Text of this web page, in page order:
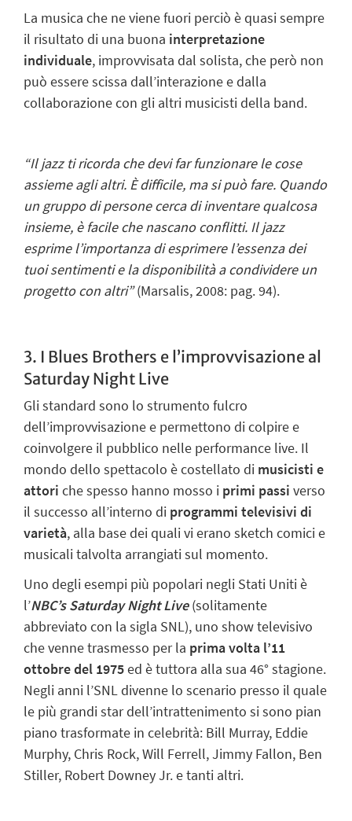
La musica che ne viene fuori perciò è quasi sempre
il risultato di una buona interpretazione
individuale, improvvisata dal solista, che però non
può essere scissa dall’interazione e dalla
collaborazione con gli altri musicisti della band.
“Il jazz ti ricorda che devi far funzionare le cose
assieme agli altri. È difficile, ma si può fare. Quando
un gruppo di persone cerca di inventare qualcosa
insieme, è facile che nascano conflitti. Il jazz
esprime l’importanza di esprimere l’essenza dei
tuoi sentimenti e la disponibilità a condividere un
progetto con altri”(Marsalis, 2008: pag. 94).
3. I Blues Brothers e l’improvvisazione al
Saturday Night Live
Gli standard sono lo strumento fulcro
dell’improvvisazione e permettono di colpire e
coinvolgere il pubblico nelle performance live. Il
mondo dello spettacolo è costellato di musicisti e
attori che spesso hanno mosso i primi passi verso
il successo all’interno di programmi televisivi di
varietà, alla base dei quali vi erano sketch comici e
musicali talvolta arrangiati sul momento.
Uno degli esempi più popolari negli Stati Uniti è
l’NBC’s Saturday Night Live(solitamente
abbreviato con la sigla SNL), uno show televisivo
che venne trasmesso per la prima volta l’11
ottobre del 1975ed è tuttora alla sua 46° stagione.
Negli anni l’SNL divenne lo scenario presso il quale
le più grandi star dell’intrattenimento si sono pian
piano trasformate in celebrità: Bill Murray, Eddie
Murphy, Chris Rock, Will Ferrell, Jimmy Fallon, Ben
Stiller, Robert Downey Jr. e tanti altri.